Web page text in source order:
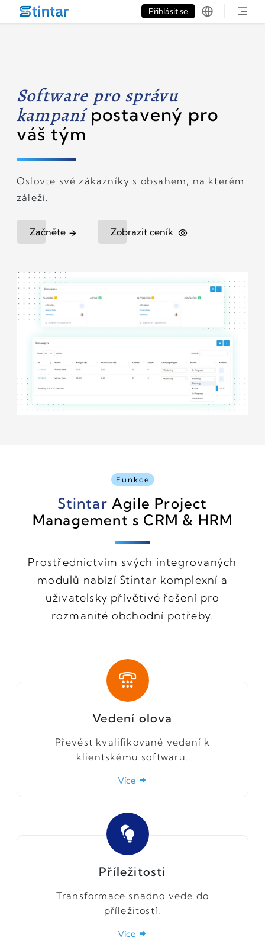
put google tag in file
Přihlásit se
Software pro správu
kampanípostavený pro
váš tým
Oslovte své zákazníky s obsahem, na kterém
záleží.
Začněte Zobrazit ceník
Funkce
Stintar Agile Project
Management s CRM & HRM
Prostřednictvím svých integrovaných
modulů nabízí Stintar komplexní a
uživatelsky přívětivé řešení pro
rozmanité obchodní potřeby.
Vedení olova
Převést kvalifikované vedení k
klientskému softwaru.
Více
Příležitosti
Transformace snadno vede do
příležitostí.
Více